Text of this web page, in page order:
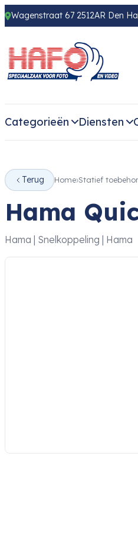
Wagenstraat 67 2512AR Den
Categorieën Diensten
Terug Home Statief
Hama
Hama | Snelkoppeling | Hama